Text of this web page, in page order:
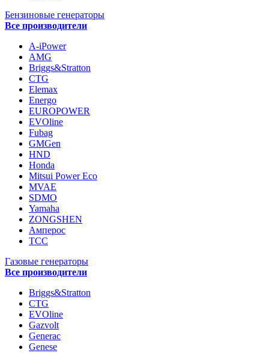
Бензиновые генераторы
Все производители
A-iPower
AMG
Briggs&Stratton
CTG
Elemax
Energo
EUROPOWER
EVOline
Fubag
GMGen
HND
Honda
Mitsui Power Eco
MVAE
SDMO
Yamaha
ZONGSHEN
Амперос
ТСС
Газовые генераторы
Все производители
Briggs&Stratton
CTG
EVOline
Gazvolt
Generac
Genese